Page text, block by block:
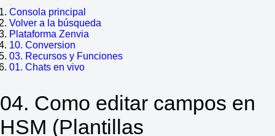
Consola principal
Volver a la búsqueda
Plataforma Zenvia
10. Conversion
03. Recursos y Funciones
01. Chats en vivo
04. Como editar campos en
HSM (Plantillas